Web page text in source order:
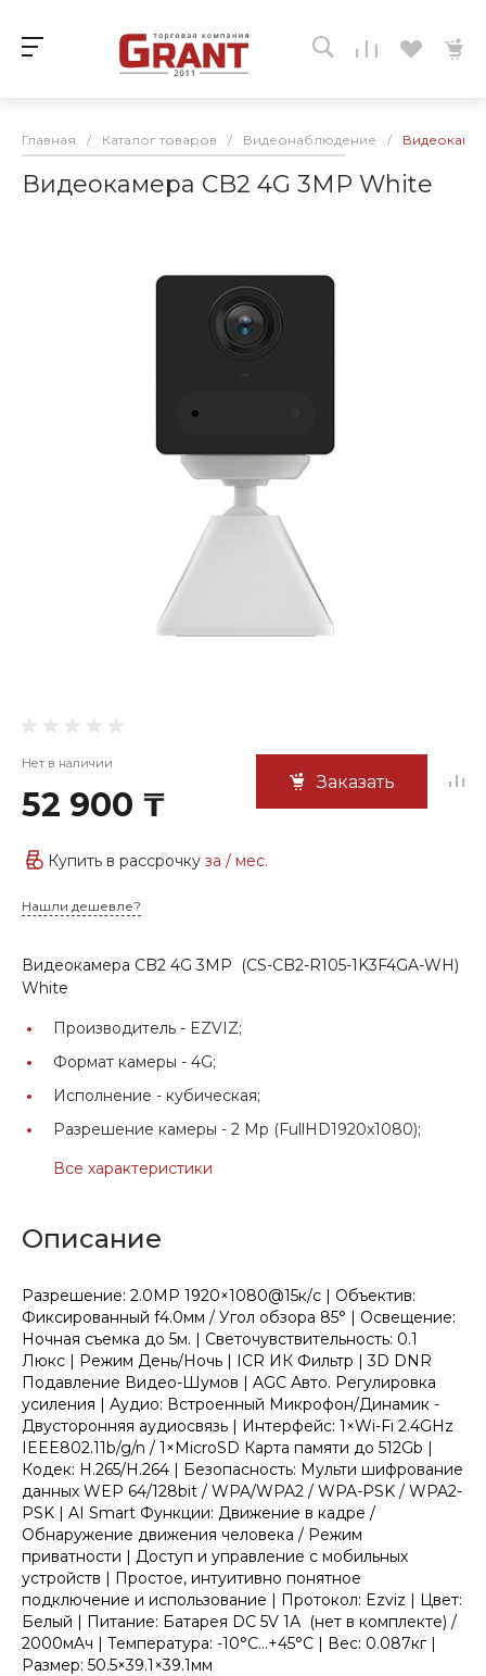
Главная / Каталог товаров / Видеонаблюдение /
Видеокамера CB2 4G 3MP White
Нет в наличии
52 900 ₸
Заказать
Купить в рассрочку за / мес.
Нашли дешевле?
Видеокамера CB2 4G 3MP (CS-CB2-R105-1K3F4GA-WH)
White
Производитель - EZVIZ;
Формат камеры - 4G;
Исполнение - кубическая;
Разрешение камеры - 2 Mp (FullHD1920x1080);
Все характеристики
Описание
Разрешение: 2.0MP 1920×1080@15к/с | Объектив:
Фиксированный f4.0мм / Угол обзора 85° | Освещение:
Ночная съемка до 5м. | Светочувствительность: 0.1
Люкс | Режим День/Ночь | ICR ИК Фильтр | 3D DNR
Подавление Видео-Шумов | AGC Авто. Регулировка
усиления | Аудио: Встроенный Микрофон/Динамик -
Двусторонняя аудиосвязь | Интерфейс: 1×Wi-Fi 2.4GHz
IEEE802.11b/g/n / 1×MicroSD Карта памяти до 512Gb |
Кодек: H.265/H.264 | Безопасность: Мульти шифрование
данных WEP 64/128bit / WPA/WPA2 / WPA-PSK / WPA2-
PSK | AI Smart Функции: Движение в кадре /
Обнаружение движения человека / Режим
приватности | Доступ и управление с мобильных
устройств | Простое, интуитивно понятное
подключение и использование | Протокол: Ezviz | Цвет:
Белый | Питание: Батарея DC 5V 1А (нет в комплекте) /
2000мAч | Температура: -10°C...+45°C | Вес: 0.087кг |
Размер: 50.5×39.1×39.1мм